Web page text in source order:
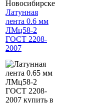
Латунная
лента 0.6 мм
ЛМц58-2
ГОСТ 2208-
2007